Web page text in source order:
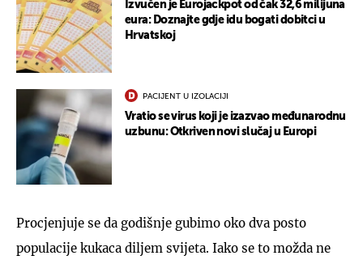
Izvučen je Eurojackpot od čak 32,6 milijuna
eura: Doznajte gdje idu bogati dobitci u
Hrvatskoj
PACIJENT U IZOLACIJI
Vratio se virus koji je izazvao međunarodnu
uzbunu: Otkriven novi slučaj u Europi
Procjenjuje se da godišnje gubimo oko dva posto
populacije kukaca diljem svijeta. Iako se to možda ne